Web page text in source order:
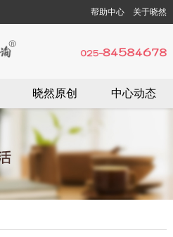
帮助中心 关于晓然
晓然原创 中心动态